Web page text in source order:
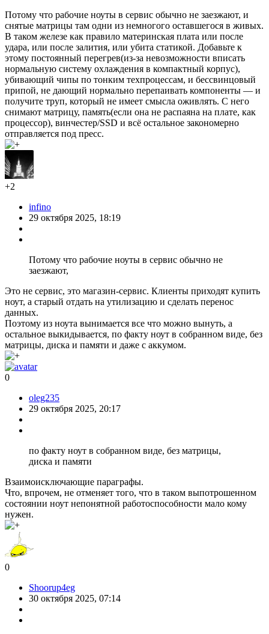
Потому что рабочие ноуты в сервис обычно не заезжают, и
снятые матрицы там одни из немногого оставшегося в живых.
В таком железе как правило материнская плата или после
удара, или после залития, или убита статикой. Добавьте к
этому постоянный перегрев(из-за невозможности вписать
нормальную систему охлаждения в компактный корпус),
убивающий чипы по тонким техпроцессам, и бессвинцовый
припой, не дающий нормально перепаивать компоненты — и
получите труп, который не имеет смысла оживлять. С него
снимают матрицу, память(если она не распаяна на плате, как
процессор), винчестер/SSD и всё остальное закономерно
отправляется под пресс.
+2
infino
29 октября 2025, 18:19
Потому что рабочие ноуты в сервис обычно не
заезжают,
Это не сервис, это магазин-сервис. Клиенты приходят купить
ноут, а старый отдать на утилизацию и сделать перенос
данных.
Поэтому из ноута вынимается все что можно вынуть, а
остальное выкидывается, по факту ноут в собранном виде, без
матрицы, диска и памяти и даже с аккумом.
0
oleg235
29 октября 2025, 20:17
по факту ноут в собранном виде, без матрицы,
диска и памяти
Взаимоисключающие параграфы.
Что, впрочем, не отменяет того, что в таком выпотрошенном
состоянии ноут непонятной работоспособности мало кому
нужен.
0
Shoorup4eg
30 октября 2025, 07:14